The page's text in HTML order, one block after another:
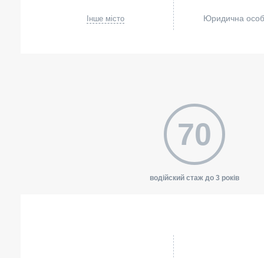
Інше місто Юридична
70
водійский стаж до 3 років